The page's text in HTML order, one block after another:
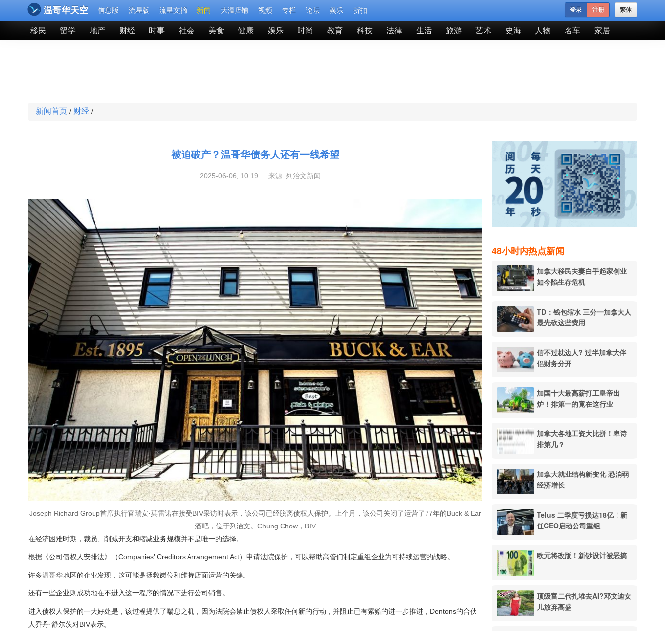
温哥华天空 信息版 流星版 流星文摘 新闻 大温店铺 视频 专栏 论坛 娱乐 折扣 繁体
登录 注册
移民 留学 地产 财经 时事 社会 美食 健康 娱乐 时尚 教育 科技 法律 生活 旅游 艺术 史海 人物 名车 家居
新闻首页 / 财经 /
被迫破产？温哥华债务人还有一线希望
2025-06-06, 10:19 来源: 列治文新闻
Joseph Richard Group首席执行官瑞安·莫雷诺在接受BIV采访时表示，该公司已经脱离债权人保护。上个月，该公司关闭了运营了77年的Buck & Ear
酒吧，位于列治文。Chung Chow，BIV
在经济困难时期，裁员、削减开支和缩减业务规模并不是唯一的选择。
根据《公司债权人安排法》（Companies’ Creditors Arrangement Act）申请法院保护，可以帮助高管们制定重组企业为可持续运营的战略。
许多温哥华地区的企业发现，这可能是拯救岗位和维持店面运营的关键。
还有一些企业则成功地在不进入这一程序的情况下进行公司销售。
进入债权人保护的一大好处是，该过程提供了喘息之机，因为法院会禁止债权人采取任何新的行动，并阻止已有索赔的进一步推进，Dentons的合伙
人乔丹·舒尔茨对BIV表示。
48小时内热点新闻
加拿大移民夫妻白手起家创业
如今陷生存危机
TD：钱包缩水 三分一加拿大人
最先砍这些费用
信不过枕边人? 过半加拿大伴
侣财务分开
加国十大最高薪打工皇帝出
炉！排第一的竟在这行业
加拿大各地工资大比拼！卑诗
排第几？
加拿大就业结构新变化 恐消弱
经济增长
Telus 二季度亏损达18亿！新
任CEO启动公司重组
欧元将改版！新钞设计被恶搞
顶级富二代扎堆去AI?邓文迪女
儿放弃高盛